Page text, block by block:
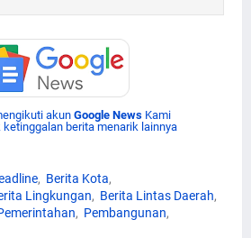
akun Google News Kami
ketinggalan berita menarik lainnya
Berita Kota
Lingkungan
Berita Lintas Daerah
Pembangunan